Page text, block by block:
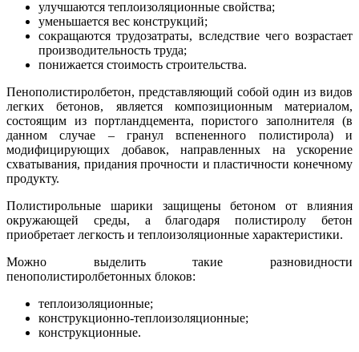
улучшаются теплоизоляционные свойства;
уменьшается вес конструкций;
сокращаются трудозатраты, вследствие чего возрастает
производительность труда;
понижается стоимость строительства.
Пенополистиролбетон, представляющий собой один из видов
легких бетонов, является композиционным материалом,
состоящим из портландцемента, пористого заполнителя (в
данном случае – гранул вспененного полистирола) и
модифицирующих добавок, направленных на ускорение
схватывания, придания прочности и пластичности конечному
продукту.
Полистирольные шарики защищены бетоном от влияния
окружающей среды, а благодаря полистиролу бетон
приобретает легкость и теплоизоляционные характеристики.
Можно выделить такие разновидности
пенополистиролбетонных блоков:
теплоизоляционные;
конструкционно-теплоизоляционные;
конструкционные.